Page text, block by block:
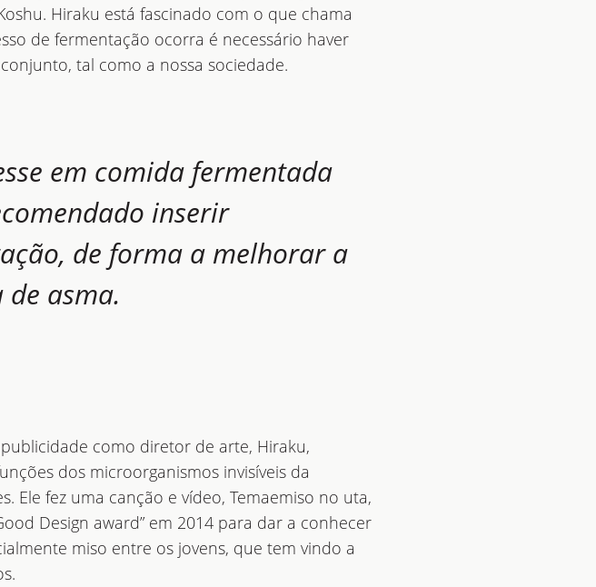
Hiraku está fascinado com o que chama
de fermentação ocorra é necessário haver
tal como a nossa sociedade.
em comida fermentada
inserir
de forma a melhorar a
asma.
como diretor de arte, Hiraku,
dos microorganismos invisíveis da
Ele fez uma canção e vídeo, Temaemiso no uta,
Design award” em 2014 para dar a conhecer
miso entre os jovens, que tem vindo a